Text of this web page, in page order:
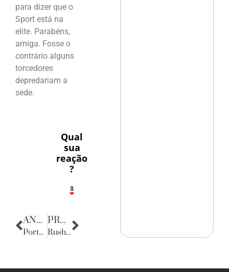
para dizer que o
Sport está na
elite. Parabéns,
amiga. Fosse o
contrário alguns
torcedores
depredariam a
sede.
Qual
sua
reação
?
1
8
ANTERIOR
Porta Retratos
PRÓXIMA
Rush Praia & Open Garden